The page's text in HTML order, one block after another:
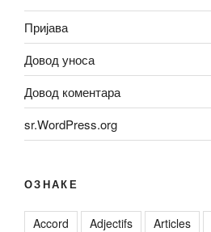
Пријава
Довод уноса
Довод коментара
sr.WordPress.org
ОЗНАКЕ
Accord Adjectifs Articles